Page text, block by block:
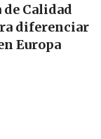
de Calidad
diferenciar
Europa